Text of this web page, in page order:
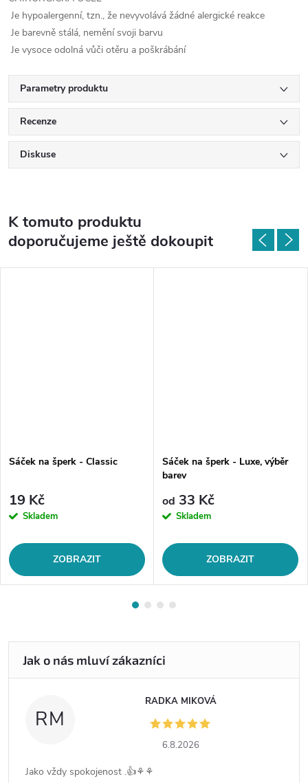
Je hypoalergenní, tzn., že nevyvolává žádné alergické reakce
Je barevně stálá, nemění svoji barvu
Je vysoce odolná vůči otěru a poškrábání
Parametry produktu
Recenze
Diskuse
K tomuto produktu
doporučujeme ještě dokoupit
Sáček na šperk - Classic
19 Kč
Skladem
ZOBRAZIT
Sáček na šperk - Luxe, výběr
barev
od 33 Kč
Skladem
ZOBRAZIT
RM
RADKA MIKOVÁ
6.8.2026
Jako vždy spokojenost .👍⚘️⚘️